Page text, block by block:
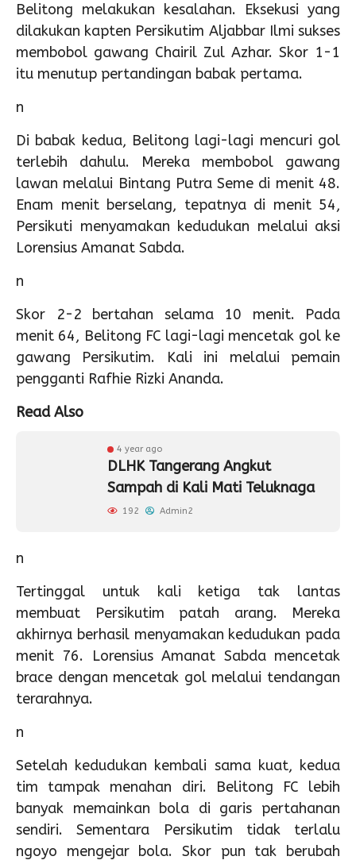
Belitong melakukan kesalahan. Eksekusi yang
dilakukan kapten Persikutim Aljabbar Ilmi sukses
membobol gawang Chairil Zul Azhar. Skor 1-1
itu menutup pertandingan babak pertama.
n
Di babak kedua, Belitong lagi-lagi mencuri gol
terlebih dahulu. Mereka membobol gawang
lawan melalui Bintang Putra Seme di menit 48.
Enam menit berselang, tepatnya di menit 54,
Persikuti menyamakan kedudukan melalui aksi
Lorensius Amanat Sabda.
n
Skor 2-2 bertahan selama 10 menit. Pada
menit 64, Belitong FC lagi-lagi mencetak gol ke
gawang Persikutim. Kali ini melalui pemain
pengganti Rafhie Rizki Ananda.
Read Also
4 year ago
DLHK Tangerang Angkut
Sampah di Kali Mati Teluknaga
192 Admin2
n
Tertinggal untuk kali ketiga tak lantas
membuat Persikutim patah arang. Mereka
akhirnya berhasil menyamakan kedudukan pada
menit 76. Lorensius Amanat Sabda mencetak
brace dengan mencetak gol melalui tendangan
terarahnya.
n
Setelah kedudukan kembali sama kuat, kedua
tim tampak menahan diri. Belitong FC lebih
banyak memainkan bola di garis pertahanan
sendiri. Sementara Persikutim tidak terlalu
ngoyo mengejar bola. Skor pun tak berubah